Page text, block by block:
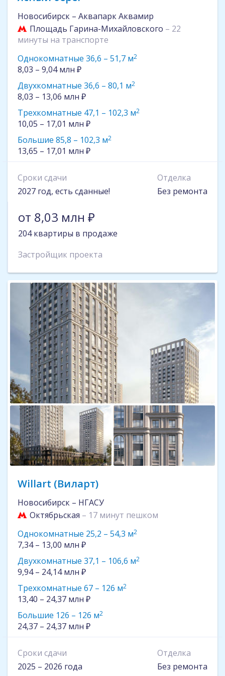
Новосибирск – ​Аквапарк Аквамир
Площадь Гарина-Михайловского – 22
минуты на транспорте
Однокомнатные 36,6 – 51,7 м2
8,03 – 9,04 млн ₽
Двухкомнатные 36,6 – 80,1 м2
8,03 – 13,06 млн ₽
Трехкомнатные 47,1 – 102,3 м2
10,05 – 17,01 млн ₽
Большие 85,8 – 102,3 м2
13,65 – 17,01 млн ₽
Сроки сдачи
2027 год, есть сданные!
Отделка
Без ремонта
от 8,03 млн ₽
204 квартиры в продаже
Застройщик проекта
Willart (Виларт)
Новосибирск – НГАСУ
Октябрьская – 17 минут пешком
Однокомнатные 25,2 – 54,3 м2
7,34 – 13,00 млн ₽
Двухкомнатные 37,1 – 106,6 м2
9,94 – 24,14 млн ₽
Трехкомнатные 67 – 126 м2
13,40 – 24,37 млн ₽
Большие 126 – 126 м2
24,37 – 24,37 млн ₽
Сроки сдачи
2025 – 2026 года
Отделка
Без ремонта